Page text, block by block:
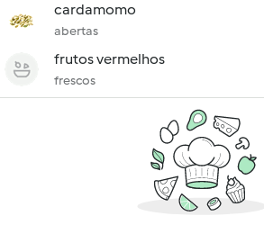
cardamomo
abertas
frutos vermelhos
frescos